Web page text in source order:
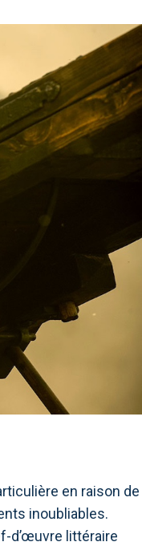
en raison de
inoubliables.
d’œuvre littéraire